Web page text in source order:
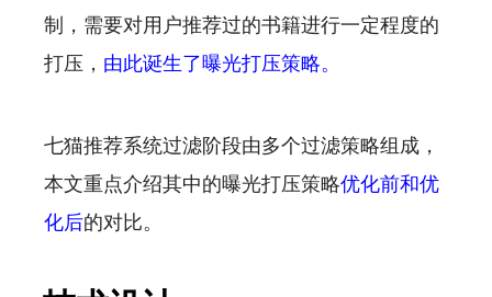
制，需要对用户推荐过的书籍进行一定程度的
打压， 由此诞生了曝光打压策略。
七猫推荐系统过滤阶段由多个过滤策略组成，
本文重点介绍其中的曝光打压策略优化前和优
化后的对比。